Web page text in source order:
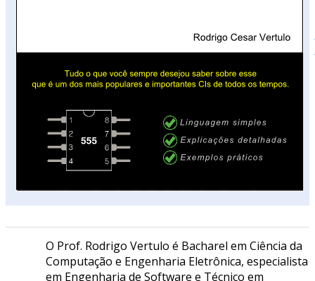
O Prof. Rodrigo Vertulo é Bacharel em Ciência da
Computação e Engenharia Eletrônica, especialista
em Engenharia de Software e Técnico em